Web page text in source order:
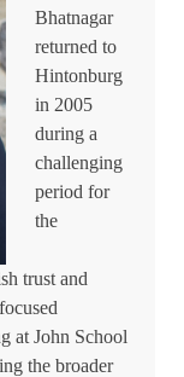
Bhatnagar
returned to
Hintonburg
in 2005
during a
challenging
period for
the
trust and
at John School
the broader